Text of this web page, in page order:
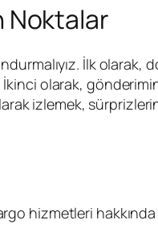
Noktalar
İlk olarak,
İkinci olarak,
izlemek,
hizmetleri